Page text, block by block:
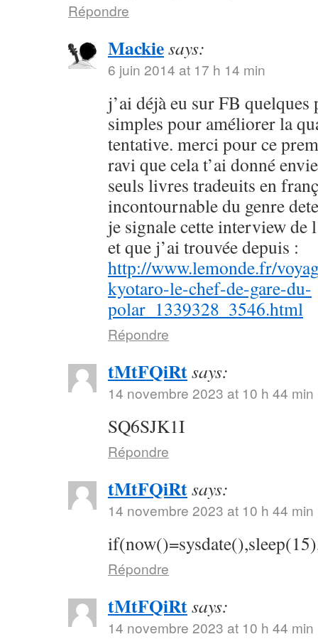
Répondre
Mackiesays:
6 juin 2014 at 17 h 14 min
j’ai déjà eu sur FB quelques
simples pour améliorer la
tentative. merci pour ce
ravi que cela t’ai donné
seuls livres tradeuits en
incontournable du genre
je signale cette interview de
et que j’ai trouvée depuis :
http://www.lemonde.fr/
kyotaro-le-chef-de-gare-du-
polar_1339328_3546.html
Répondre
tMtFQiRtsays:
14 novembre 2023 at 10 h 44 min
SQ6SJK1I
Répondre
tMtFQiRtsays:
14 novembre 2023 at 10 h 44 min
Répondre
tMtFQiRtsays:
14 novembre 2023 at 10 h 44 min